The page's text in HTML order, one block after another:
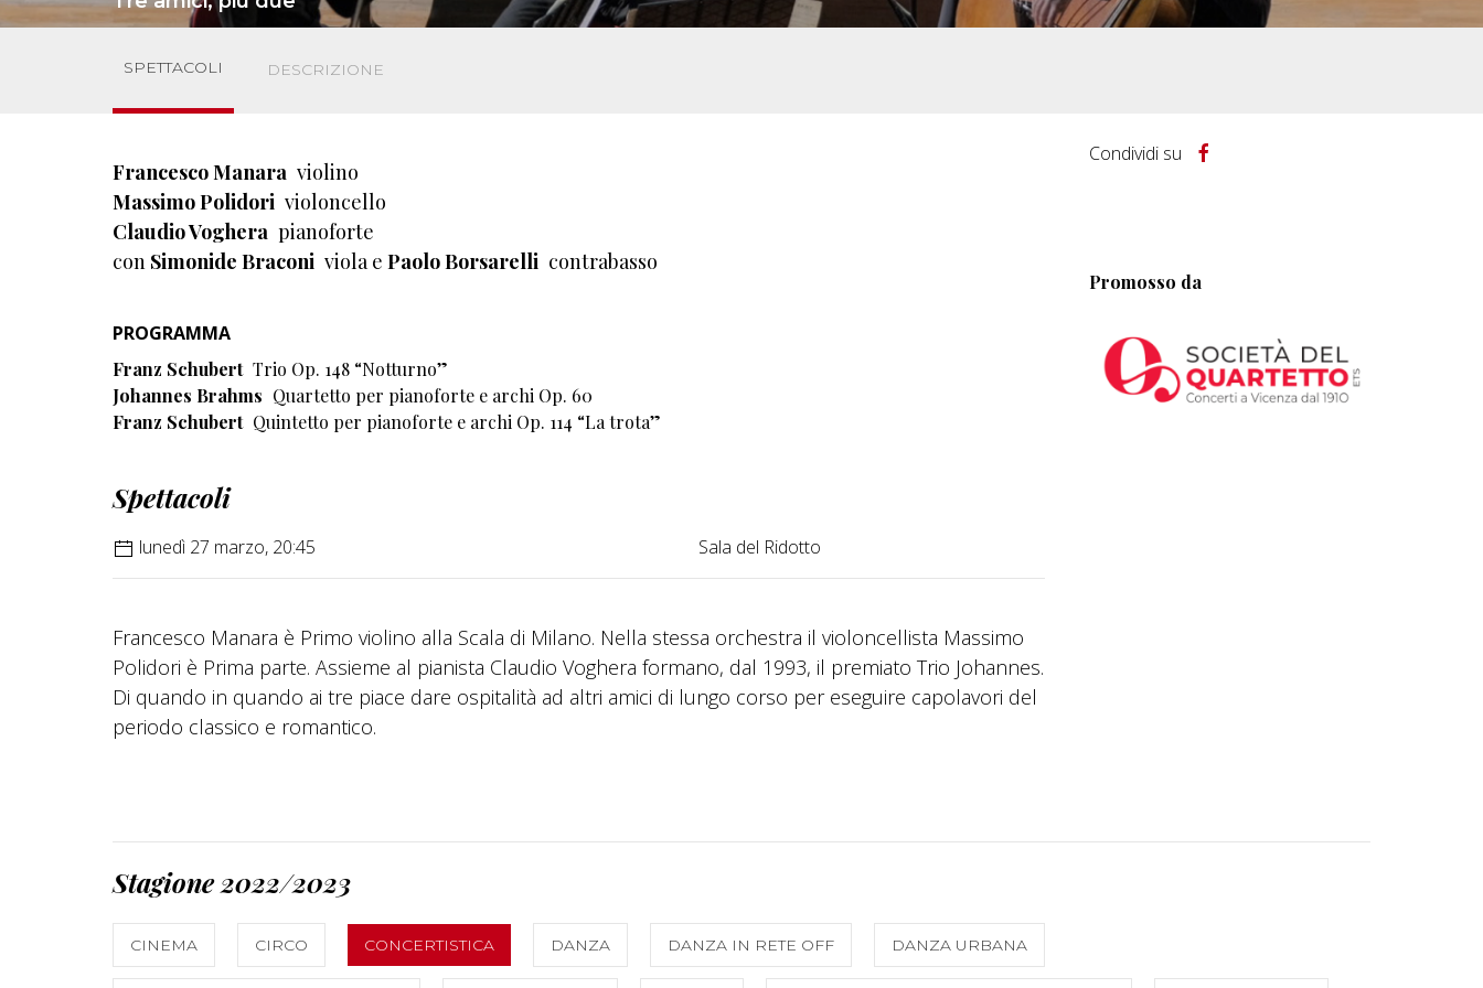
SPETTACOLI DESCRIZIONE
Francesco Manara violino
Massimo Polidori violoncello
Claudio Voghera pianoforte
con Simonide Braconi viola e Paolo Borsarelli contrabasso
PROGRAMMA
Franz Schubert Trio Op. 148 “Notturno”
Johannes Brahms Quartetto per pianoforte e archi Op. 60
Franz Schubert Quintetto per pianoforte e archi Op. 114 “La trota”
Spettacoli
lunedì 27 marzo, 20:45 Sala del Ridotto
Francesco Manara è Primo violino alla Scala di Milano. Nella stessa orchestra il violoncellista Massimo
Polidori è Prima parte. Assieme al pianista Claudio Voghera formano, dal 1993, il premiato Trio Johannes.
Di quando in quando ai tre piace dare ospitalità ad altri amici di lungo corso per eseguire capolavori del
periodo classico e romantico.
Condividi su
Promosso da
Stagione 2022/2023
CINEMA CIRCO CONCERTISTICA DANZA DANZA IN RETE OFF DANZA URBANA